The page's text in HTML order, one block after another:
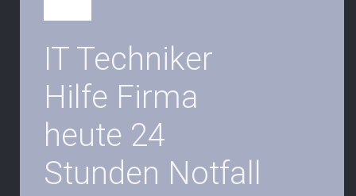
IT Techniker
Hilfe Firma
heute 24
Stunden Notfall